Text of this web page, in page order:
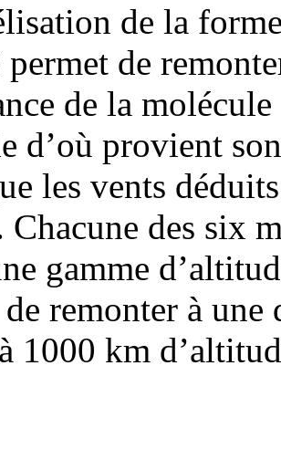
de la
permet de
de la
d’où provient
les vents
Chacune des six
gamme
remonter à
1000 km